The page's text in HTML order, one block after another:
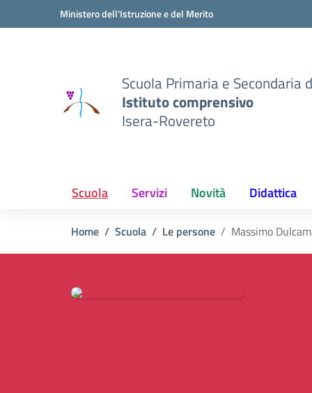
Vai ai contenuti
Vai al menu di navigazioneMinistero dell'Istruzione e del Merito
Scuola Primaria e Secondaria
Istituto comprensivo
Isera-Rovereto
Scuola Servizi Novità Didattica
Home Scuola Le persone Massimo